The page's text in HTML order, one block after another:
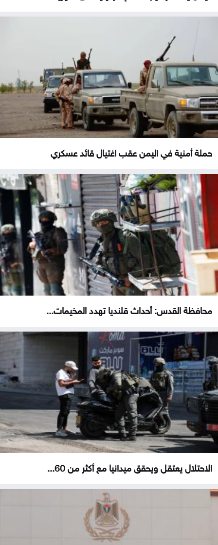
حملة أمنية في اليمن عقب اغتيال قائد عسكري
محافظة القدس: أحداث قلنديا تهدد المخيمات...
الاحتلال يعتقل ويحقق ميدانيا مع أكثر من 60...